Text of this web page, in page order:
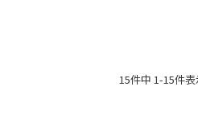
15件中 1-15件